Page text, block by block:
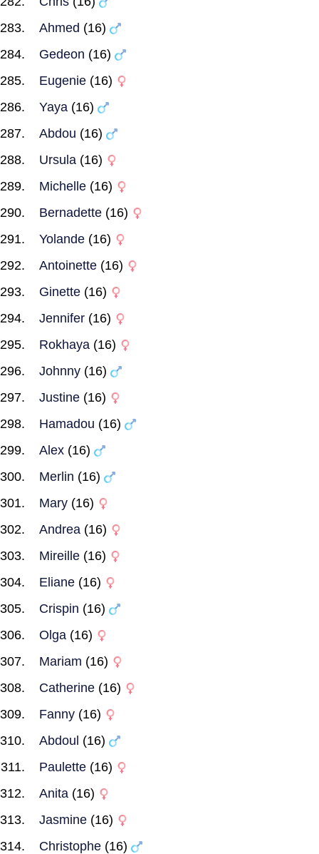
Ahmed (16)
Gedeon (16)
Eugenie (16)
Yaya (16)
Abdou (16)
Ursula (16)
Michelle (16)
Bernadette (16)
Yolande (16)
Antoinette (16)
Ginette (16)
Jennifer (16)
Rokhaya (16)
Johnny (16)
Justine (16)
Hamadou (16)
Alex (16)
Merlin (16)
Mary (16)
Andrea (16)
Mireille (16)
Eliane (16)
Crispin (16)
Olga (16)
Mariam (16)
Catherine (16)
Fanny (16)
Abdoul (16)
Paulette (16)
Anita (16)
Jasmine (16)
Christophe (16)